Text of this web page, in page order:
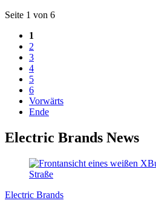
Seite 1 von 6
1
2
3
4
5
6
Vorwärts
Ende
Electric Brands News
Electric Brands